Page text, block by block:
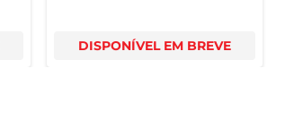
DISPONÍVEL EM BREVE